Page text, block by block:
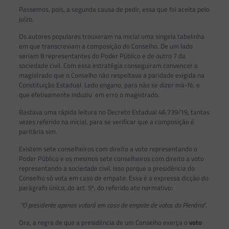
Passemos, pois, a segunda causa de pedir, essa que foi aceita pelo
juízo.
Os autores populares trouxeram na inicial uma singela tabelinha
em que transcreviam a composição do Conselho. De um lado
seriam 8 representantes do Poder Público e de outro 7 da
sociedade civil. Com essa estratégia conseguiram convencer o
magistrado que o Conselho não respeitava a paridade exigida na
Constituição Estadual. Ledo engano, para não se dizer má-fé, e
que efetivamente induziu em erro o magistrado.
Bastava uma rápida leitura no Decreto Estadual 46.739/19, tantas
vezes referido na inicial, para se verificar que a composição é
paritária sim.
Existem sete conselheiros com direito a voto representando o
Poder Público e os mesmos sete conselheiros com direito a voto
representando a sociedade civil. Isso porque a presidência do
Conselho só vota em caso de empate. Essa é a expressa dicção do
parágrafo único, do art. 5º, do referido ato normativo:
“O presidente apenas votará em caso de empate de votos do Plenário”.
Ora, a regra de que a presidência de um Conselho exerça o voto